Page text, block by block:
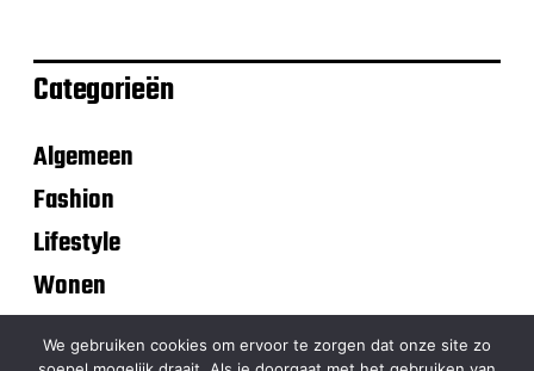
Categorieën
Algemeen
Fashion
Lifestyle
Wonen
We gebruiken cookies om ervoor te zorgen dat onze site zo